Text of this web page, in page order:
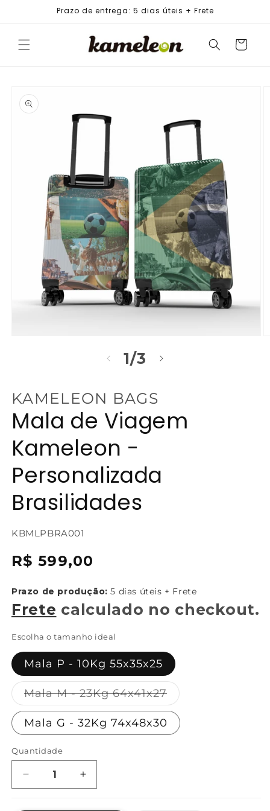
Prazo de entrega: 5 dias úteis + Frete
Carrinho
PRODUTO
1/de
3
KAMELEON BAGS
Mala de Viagem
Kameleon -
Personalizada
Brasilidades
SKU:
sku
KBMLPBRA001
Preço
R$ 599,00
Prazo de produção: 5 dias úteis + Frete
Frete calculado no checkout.
Escolha o tamanho ideal
Mala P - 10Kg 55x35x25
Mala M - 23Kg 64x41x27Variante
esgotada
ou
indisponível
Mala G - 32Kg 74x48x30
Quantidade
Diminuir
a
Aumentar
a